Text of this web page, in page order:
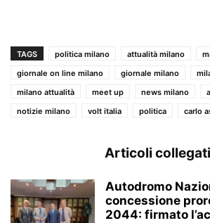
TAGS politica milano attualità milano
giornale on line milano
giornale milano
milano attualità
meet up news milano
notizie milano
volt italia politica carlo
Articoli collegati
Autodromo
concessione
2044: firmato